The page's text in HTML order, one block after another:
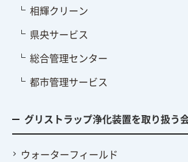
相輝クリーン
県央サービス
総合管理センター
都市管理サービス
グリストラップ浄化装置を取り扱う
ウォーターフィールド